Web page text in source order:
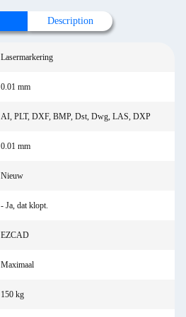
Description
Lasermarkering
0.01 mm
AI, PLT, DXF, BMP, Dst, Dwg, LAS, DXP
0.01 mm
Nieuw
- Ja, dat klopt.
EZCAD
Maximaal
150 kg